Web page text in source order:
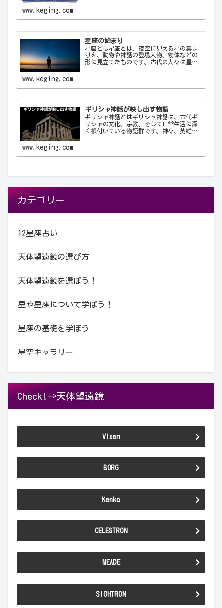
ン…
www.keging.com
星座の始まり
星座とは星座とは、夜空に見える星の集ま
りを、動物や神話の登場人物、物体などの
形に見立てたものです。古代の人々は星を
おいて重要な役…
www.keging.com
ギリシャ神話が映し出す物語
ギリシャ神話とはギリシャ神話は、古代ギ
リシャの文化、宗教、そして日常生活に深
く根付いている物語群です。神々、英雄、
哲学に多大な…
www.keging.com
カテゴリー
12星座占い
天体望遠鏡の選び方
天体望遠鏡を選ぼう！
星や星座について学ぼう！
星座の基礎を学ぼう
星空ギャラリー
Check!→天体望遠鏡
Vixen
BORG
Kenko
CELESTRON
MEADE
SIGHTRON